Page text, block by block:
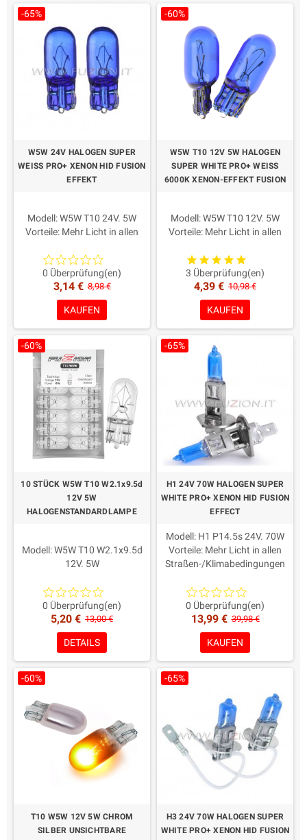
12V-Fahrzeuge. Für Lkw und Arbeitsfahrzeuge sind ausgewählte
24V-Anwendungen verfügbar.
Hilfe
Lesen Sie die Fuzion Halogen-Anleitung:
Fuzion Super White Pro+
Anleitung.
-65%
W5W 24V HALOGEN SUPER
WEISS PRO+ XENON HID FUSION
EFFEKT
Modell: W5W T10 24V. 5W
Vorteile: Mehr Licht in allen
Farbe: weiß 6000K
Dauer: Long Life 650h
Homologate Straßennutzung
Verpackung: 2 Stück
Maximale Qualität und
Zuverlässigkeit
0 Überprüfung(en)
3,14 € 8,98 €
KAUFEN
-60%
W5W T10 12V 5W HALOGEN
SUPER WHITE PRO+ WEISS
6000K XENON-EFFEKT FUSION
Modell: W5W T10 12V. 5W
Vorteile: Mehr Licht in allen
Farbe: weiß 6000K
Dauer: Long Life 650h
Homologate Straßennutzung
Verpackung: 2 Stück
Maximale Qualität
3 Überprüfung(en)
4,39 € 10,98 €
KAUFEN
-60%
10 STÜCK W5W T10 W2.1x9.5d
12V 5W
HALOGENSTANDARDLAMPE
Modell: W5W T10 W2.1x9.5d
12V. 5W
Homologate Straßennutzung
Verpackung: 10 Stück
Maximale Qualität
0 Überprüfung(en)
5,20 € 13,00 €
DETAILS
-65%
H1 24V 70W HALOGEN SUPER
WHITE PRO+ XENON HID FUSION
EFFECT
Modell: H1 P14.5s 24V. 70W
Vorteile: Mehr Licht in allen
Straßen-/Klimabedingungen
Dauer: Long Life 650h
Homologate Straßennutzung
Verpackung: 2 Stück
Maximale Qualität und
Zuverlässigkeit
0 Überprüfung(en)
13,99 € 39,98 €
KAUFEN
-60%
T10 W5W 12V 5W CHROM
SILBER UNSICHTBARE
-65%
H3 24V 70W HALOGEN SUPER
WHITE PRO+ XENON HID FUSION